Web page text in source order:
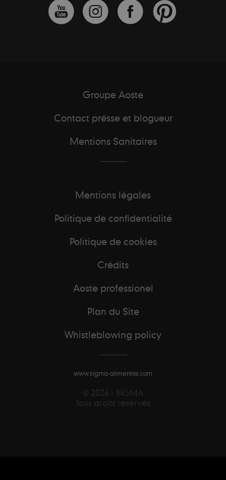
Groupe Aoste
Contact présse et blogueur
Mentions Sanitaires
Mentions légales
Politique de confidentialité
Politique de cookies
Crédits
Aoste professionel
Plan du Site
Whistleblowing policy
www.sigma-alimentos.com
© 2026 - SIGMA
Tous droits réservés